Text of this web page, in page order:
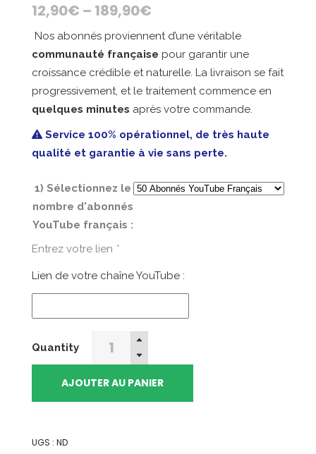
12,90€ – 189,90€
Nos abonnés proviennent d’une véritable
communauté française pour garantir une
croissance crédible et naturelle. La livraison se fait
progressivement, et le traitement commence en
quelques minutes après votre commande.
Service 100% opérationnel, de très haute
qualité et garantie à vie sans perte.
1) Sélectionnez le
nombre d'abonnés
YouTube français :
Entrez votre lien *
Lien de votre chaîne YouTube :
Quantity
Acheter
Abonnés
AJOUTER AU PANIER
UGS : ND